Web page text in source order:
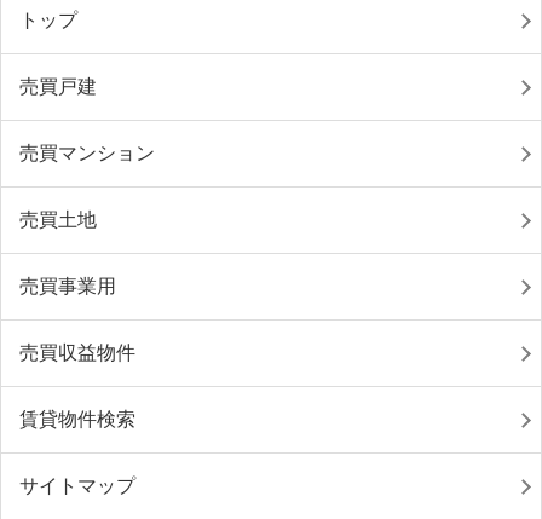
トップ
売買戸建
売買マンション
売買土地
売買事業用
売買収益物件
賃貸物件検索
サイトマップ